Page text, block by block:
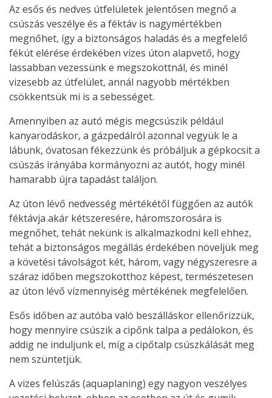
Az esős és nedves útfelületek jelentősen megnő a
csúszás veszélye és a féktáv is nagymértékben
megnőhet, így a biztonságos haladás és a megfelelő
fékút elérése érdekében vizes úton alapvető, hogy
lassabban vezessünk e megszokottnál, és minél
vizesebb az útfelület, annál nagyobb mértékben
csökkentsük mi is a sebességet.
Amennyiben az autó mégis megcsúszik például
kanyarodáskor, a gázpedálról azonnal vegyük le a
lábunk, óvatosan fékezzünk és próbáljuk a gépkocsit a
csúszás irányába kormányozni az autót, hogy minél
hamarabb újra tapadást találjon.
Az úton lévő nedvesség mértékétől függően az autók
féktávja akár kétszeresére, háromszorosára is
megnőhet, tehát nekünk is alkalmazkodni kell ehhez,
tehát a biztonságos megállás érdekében növeljük meg
a követési távolságot két, három, vagy négyszeresre a
száraz időben megszokotthoz képest, természetesen
az úton lévő vízmennyiség mértékének megfelelően.
Esős időben az autóba való beszálláskor ellenőrizzük,
hogy mennyire csúszik a cipőnk talpa a pedálokon, és
addig ne induljunk el, míg a cipőtalp csúszkálását meg
nem szüntetjük.
A vizes felúszás (aquaplaning) egy nagyon veszélyes